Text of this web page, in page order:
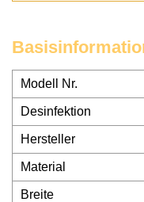
Modell Nr.
Desinfektion
Hersteller
Material
Breite